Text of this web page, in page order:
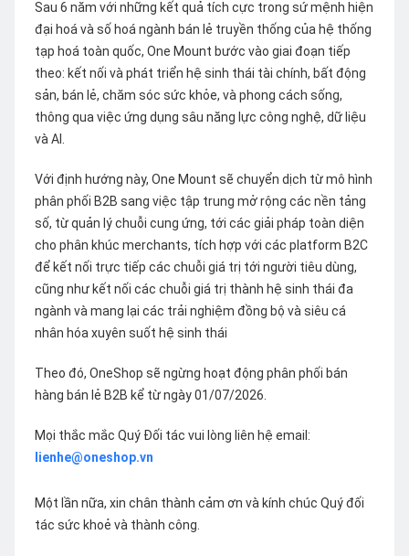
Sau 6 năm với những kết quả tích cực trong sứ mệnh hiện
đại hoá và số hoá ngành bán lẻ truyền thống của hệ thống
tạp hoá toàn quốc, One Mount bước vào giai đoạn tiếp
theo: kết nối và phát triển hệ sinh thái tài chính, bất động
sản, bán lẻ, chăm sóc sức khỏe, và phong cách sống,
thông qua việc ứng dụng sâu năng lực công nghệ, dữ liệu
và AI.
Với định hướng này, One Mount sẽ chuyển dịch từ mô hình
phân phối B2B sang việc tập trung mở rộng các nền tảng
số, từ quản lý chuỗi cung ứng, tới các giải pháp toàn diện
cho phân khúc merchants, tích hợp với các platform B2C
để kết nối trực tiếp các chuỗi giá trị tới người tiêu dùng,
cũng như kết nối các chuỗi giá trị thành hệ sinh thái đa
ngành và mang lại các trải nghiệm đồng bộ và siêu cá
nhân hóa xuyên suốt hệ sinh thái
Theo đó, OneShop sẽ ngừng hoạt động phân phối bán
hàng bán lẻ B2B kể từ ngày 01/07/2026.
Mọi thắc mắc Quý Đối tác vui lòng liên hệ email:
lienhe@oneshop.vn
Một lần nữa, xin chân thành cảm ơn và kính chúc Quý đối
tác sức khoẻ và thành công.